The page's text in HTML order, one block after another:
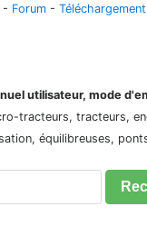
- Forum - Téléchargement
utilisateur, mode
tracteurs, tracteurs,
équilibreuses,